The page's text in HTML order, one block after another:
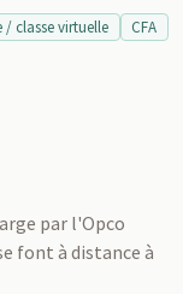
/ classe virtuelle
CFA
par l'Opco
font à distance à